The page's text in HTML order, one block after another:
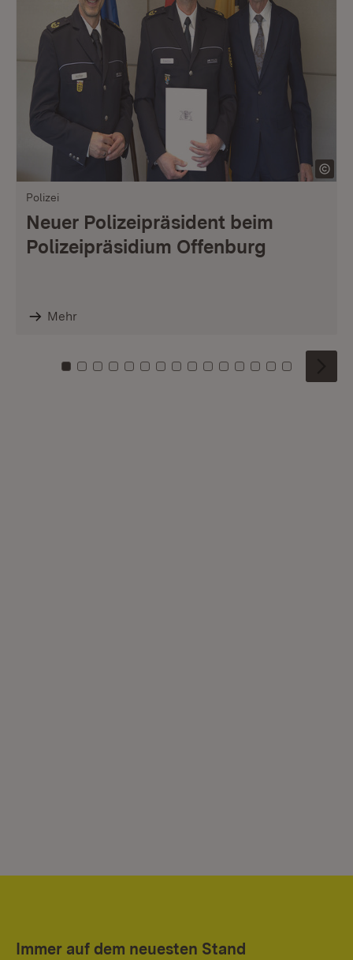
Polizei
Neuer Polizeipräsident beim
Polizeipräsidium Offenburg
Mehr
Zu Kachel: 0
Zu Kachel: 1
Zu Kachel: 2
Zu Kachel: 3
Zu Kachel: 4
Zu Kachel: 5
Zu Kachel: 6
Zu Kachel: 7
Zu Kachel: 8
Zu Kachel: 9
Zu Kachel: 10
Zu Kachel: 11
Zu Kachel: 12
Zu Kachel:
Zu
Immer auf dem neuesten Stand